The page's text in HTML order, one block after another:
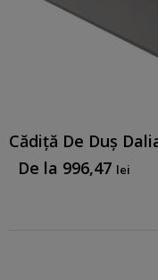
De la 996,47 lei